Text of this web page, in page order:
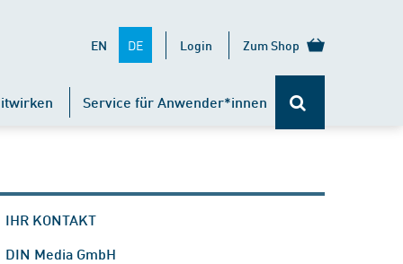
EN DE Login Zum Shop
Service für Anwender*innen
IHR KONTAKT
DIN Media GmbH